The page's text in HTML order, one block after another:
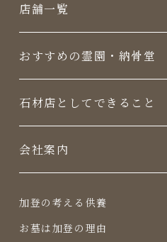
店舗一覧
おすすめの霊園・納骨堂
⽯材店としてできること
会社案内
加登の考える供養
お墓は加登の理由